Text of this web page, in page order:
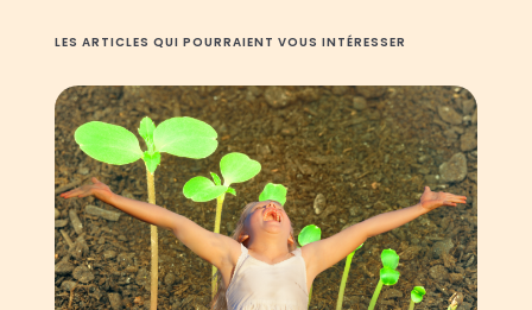
LES ARTICLES QUI POURRAIENT VOUS INTÉRESSER